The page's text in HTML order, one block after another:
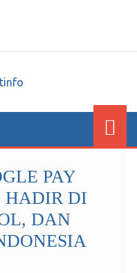
PAY
HADIR DI
DAN